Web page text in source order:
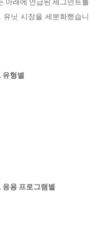
아래에 언급된 세그먼트를
닛 시장을 세분화했습니
유형별
응용 프로그램별